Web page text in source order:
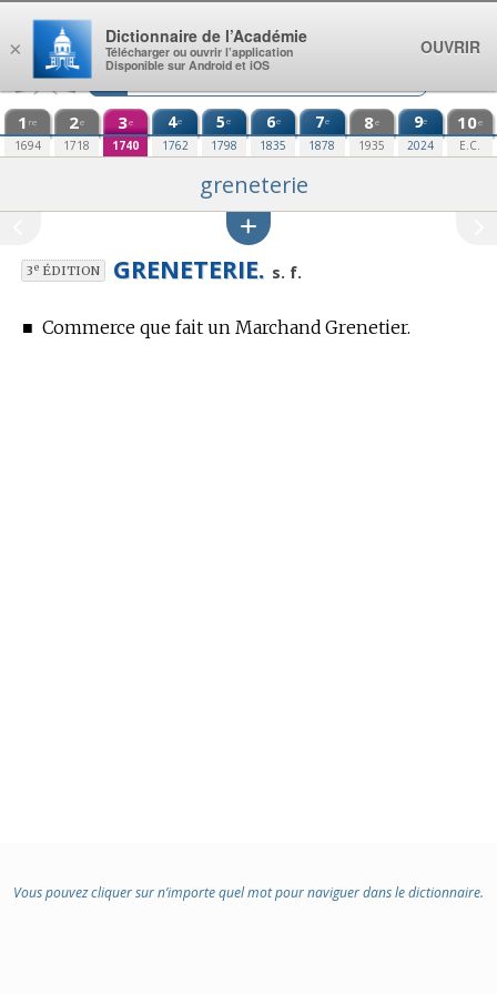
Aller au contenu
1 re
1694
2e
1718
3e
1740
4e
1762
5e
1798
6e
1835
7e
1878
8e
1935
9e
2024
10e
E.C.
greneterie
3eÉDITION GRENETERIE. s. f.
■ Commerce que fait un Marchand Grenetier.
Vous pouvez cliquer sur n’importe quel mot pour naviguer dans le dictionnaire.
×
Dictionnaire de l’Académie
Télécharger ou ouvrir l’application
Disponible sur Android et iOS
OUVRIR